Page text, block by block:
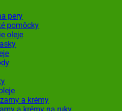
pery
pomôcky
oleje
a krémy